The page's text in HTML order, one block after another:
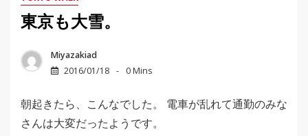
東京も大雪。
Miyazakiad
2016/01/18
0 Mins
朝起きたら、こんなでした。 電車が乱れて通勤のみな
さんは大変だったようです。